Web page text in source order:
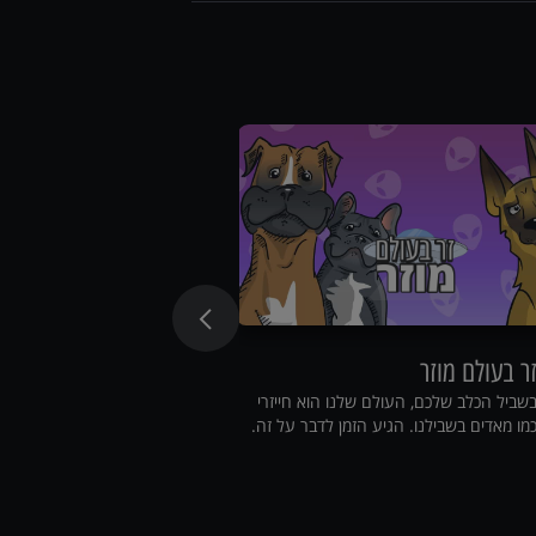
זר בעולם מוזר
בשביל הכלב שלכם, העולם שלנו הוא חייזרי
כמו מאדים בשבילנו. הגיע הזמן לדבר על זה.